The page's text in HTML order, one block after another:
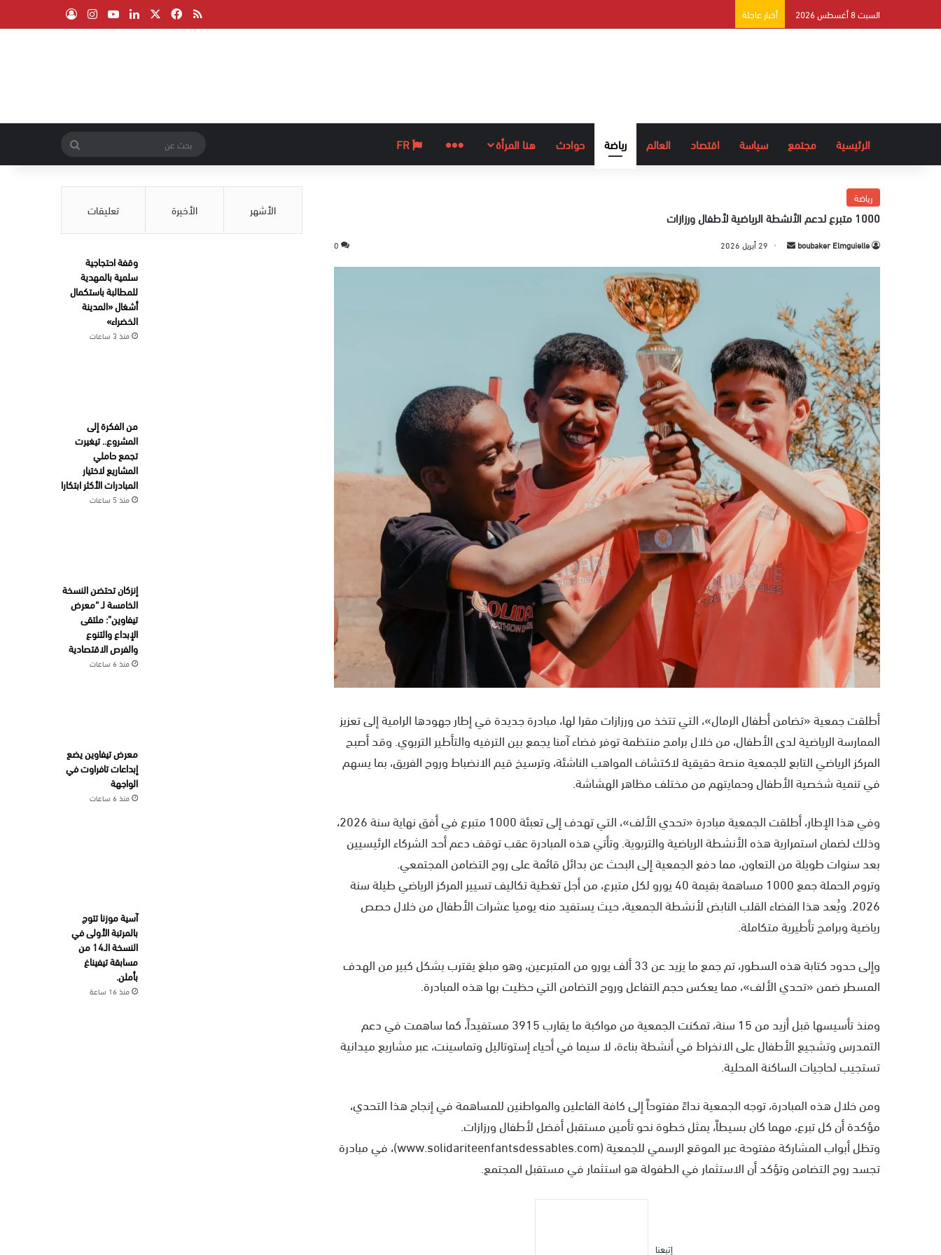
السبت 8 أغسطس 2026 أخبار عاجلة ملخص الموقع RSS
فيسبوك لينكدإن ‫YouTube
انستقرام
الرئيسية مجتمع سياسة اقتصاد العالم رياضة حوادث هنا المرأة المزيد
عن
رياضة
1000 متبرع لدعم الأنشطة الرياضية لأطفال ورزازات
boubaker Elmguielle
ب
ر
ي
د
ا
إ
ت
ر
ن
ي
ا
29 أبريل 2026 0
أطلقت جمعية «تضامن أطفال الرمال»، التي تتخذ من ورزازات مقرا لها، مبادرة جديدة في إطار جهودها الرامية إلى تعزيز
الممارسة الرياضية لدى الأطفال، من خلال برامج منتظمة توفر فضاء آمنا يجمع بين الترفيه والتأطير التربوي. وقد أصبح
المركز الرياضي التابع للجمعية منصة حقيقية لاكتشاف المواهب الناشئة، وترسيخ قيم الانضباط وروح الفريق، بما يسهم
في تنمية شخصية الأطفال وحمايتهم من مختلف مظاهر الهشاشة.
وفي هذا الإطار، أطلقت الجمعية مبادرة «تحدي الألف»، التي تهدف إلى تعبئة 1000 متبرع في أفق نهاية سنة 2026،
وذلك لضمان استمرارية هذه الأنشطة الرياضية والتربوية. وتأتي هذه المبادرة عقب توقف دعم أحد الشركاء الرئيسيين
بعد سنوات طويلة من التعاون، مما دفع الجمعية إلى البحث عن بدائل قائمة على روح التضامن المجتمعي.
وتروم الحملة جمع 1000 مساهمة بقيمة 40 يورو لكل متبرع، من أجل تغطية تكاليف تسيير المركز الرياضي طيلة سنة
2026. ويُعد هذا الفضاء القلب النابض لأنشطة الجمعية، حيث يستفيد منه يوميا عشرات الأطفال من خلال حصص
رياضية وبرامج تأطيرية متكاملة.
وإلى حدود كتابة هذه السطور، تم جمع ما يزيد عن 33 ألف يورو من المتبرعين، وهو مبلغ يقترب بشكل كبير من الهدف
المسطر ضمن «تحدي الألف»، مما يعكس حجم التفاعل وروح التضامن التي حظيت بها هذه المبادرة.
ومنذ تأسيسها قبل أزيد من 15 سنة، تمكنت الجمعية من مواكبة ما يقارب 3915 مستفيداً، كما ساهمت في دعم
التمدرس وتشجيع الأطفال على الانخراط في أنشطة بناءة، لا سيما في أحياء إستوتاليل وتماسينت، عبر مشاريع ميدانية
تستجيب لحاجيات الساكنة المحلية.
ومن خلال هذه المبادرة، توجه الجمعية نداءً مفتوحاً إلى كافة الفاعلين والمواطنين للمساهمة في إنجاح هذا التحدي،
مؤكدة أن كل تبرع، مهما كان بسيطاً، يمثل خطوة نحو تأمين مستقبل أفضل لأطفال ورزازات.
وتظل أبواب المشاركة مفتوحة عبر الموقع الرسمي للجمعية (www.solidariteenfantsdessables.com)، في مبادرة
تجسد روح التضامن وتؤكد أن الاستثمار في الطفولة هو استثمار في مستقبل المجتمع.
إتبعنا
الأشهر الأخيرة تعليقات
وقفة احتجاجية
سلمية بالمهدية
للمطالبة باستكمال
أشغال «المدينة
الخضراء»
منذ 3 ساعات
من الفكرة إلى
المشروع.. تيغيرت
تجمع حاملي
المشاريع لاختيار
المبادرات الأكثر ابتكارا
منذ 5 ساعات
إنزكان تحتضن النسخة
الخامسة لـ “معرض
تيفاوين”: ملتقى
الإبداع والتنوع
والفرص الاقتصادية
منذ 6 ساعات
معرض تيفاوين يضع
إبداعات تافراوت في
الواجهة
منذ 6 ساعات
آسية موزنا تتوج
بالمرتبة الأولى في
النسخة الـ14 من
مسابقة تيفيناغ
بأملن.
منذ 16 ساعة